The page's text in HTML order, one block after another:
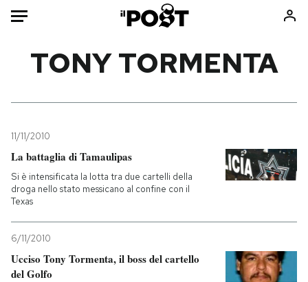
Mondo
Politica
Tecnologia
Internet
Cultura
Economia
Sport
Consumismi
Storie/Idee
Ok Boomer!
Altrecose
Mondiali calcio 2026
TONY TORMENTA
11/11/2010
La battaglia di Tamaulipas
Si è intensificata la lotta tra due cartelli della
droga nello stato messicano al confine con il
Texas
6/11/2010
Ucciso Tony Tormenta, il boss del cartello
del Golfo